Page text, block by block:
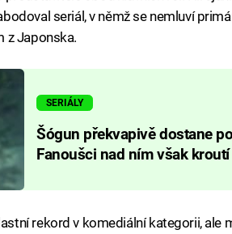
seriál, v němž se nemluví
z Japonska.
SERIÁLY
Šógun překvapivě dostane
Fanoušci nad ním však
rekord v komediální kategorii, ale